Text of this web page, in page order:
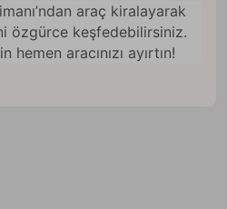
araç kiralayarak
özgürce keşfedebilirsiniz.
aracınızı ayırtın!